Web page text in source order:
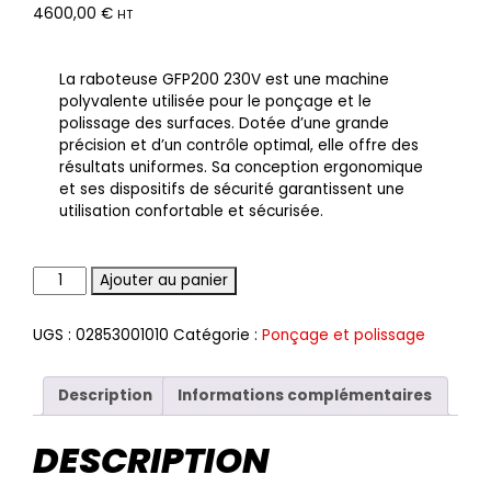
4600,00 € HT
La raboteuse GFP200 230V est une machine
polyvalente utilisée pour le ponçage et le
polissage des surfaces. Dotée d’une grande
précision et d’un contrôle optimal, elle offre des
résultats uniformes. Sa conception ergonomique
et ses dispositifs de sécurité garantissent une
utilisation confortable et sécurisée.
QuantitéAjouter au panier
UGS : 02853001010 Catégorie : Ponçage et polissage
Description Informations complémentaires
DESCRIPTION